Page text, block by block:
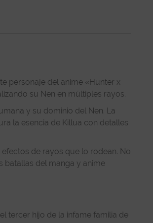
personaje del anime «Hunter x
su Nen en múltiples rayos.
y su dominio del Nen. La
la esencia de Killua con detalles
de rayos que lo rodean. No
batallas del manga y anime
tercer hijo de la infame familia de